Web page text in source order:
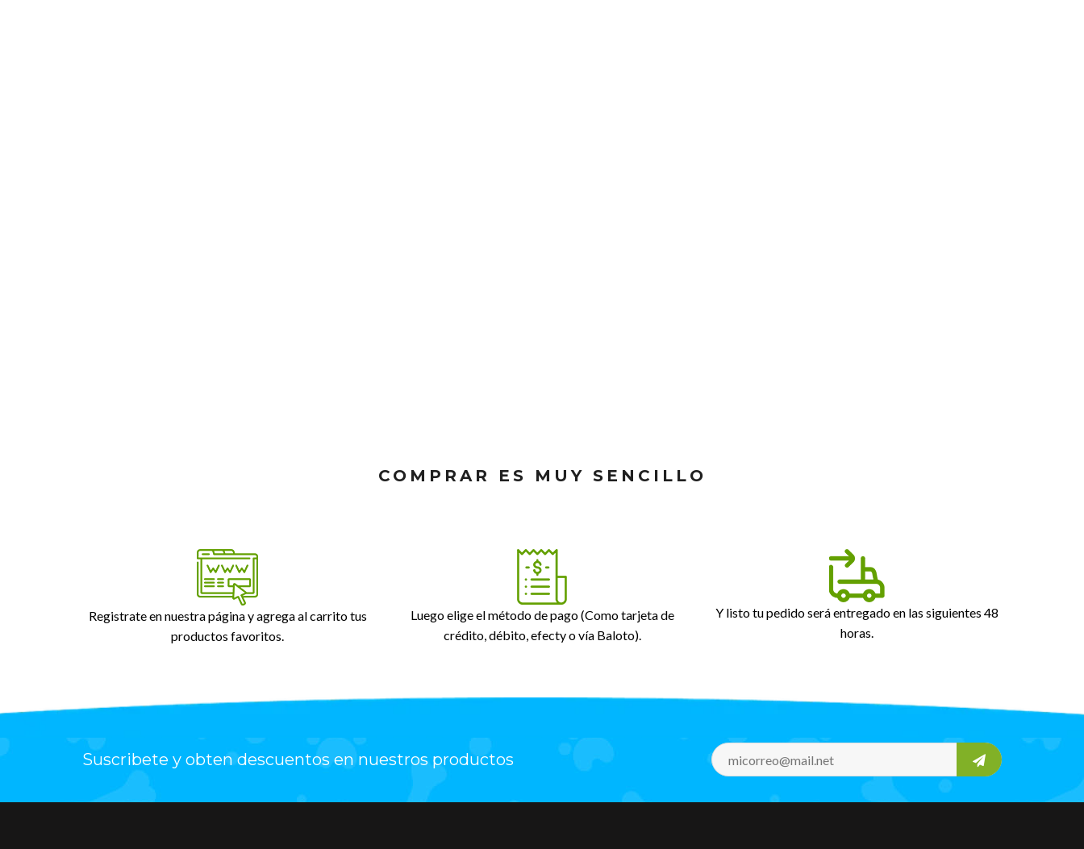
COMPRAR ES MUY SENCILLO
Registrate en nuestra página y agrega al carrito tus
productos favoritos.
Luego elige el método de pago (Como tarjeta de
crédito, débito, efecty o vía Baloto).
Y listo tu pedido será entregado en las siguientes 48
horas.
Suscribete y obten descuentos en nuestros productos